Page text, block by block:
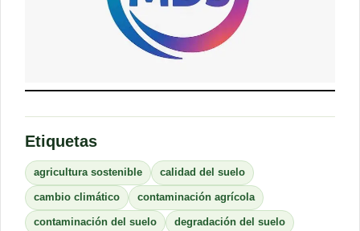
Etiquetas
agricultura sostenible calidad del suelo
cambio climático contaminación agrícola
contaminación del suelo degradación del suelo